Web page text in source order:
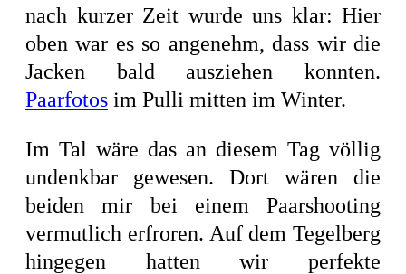
nach kurzer Zeit wurde uns klar: Hier
oben war es so angenehm, dass wir die
Jacken bald ausziehen konnten.
Paarfotos im Pulli mitten im Winter.
Im Tal wäre das an diesem Tag völlig
undenkbar gewesen. Dort wären die
beiden mir bei einem Paarshooting
vermutlich erfroren. Auf dem Tegelberg
hingegen hatten wir perfekte